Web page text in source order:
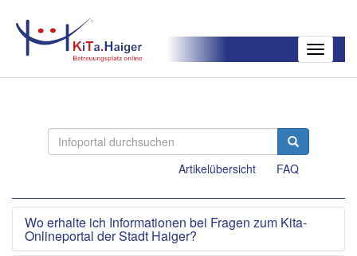
Toggle
FAQ
Artikelübersicht
Wo erhalte ich Informationen bei Fragen zum Kita-
Onlineportal der Stadt Haiger?